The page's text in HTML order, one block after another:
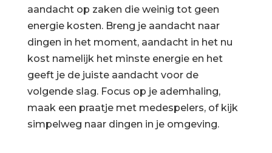
aandacht op zaken die weinig tot geen
energie kosten. Breng je aandacht naar
dingen in het moment, aandacht in het nu
kost namelijk het minste energie en het
geeft je de juiste aandacht voor de
volgende slag. Focus op je ademhaling,
maak een praatje met medespelers, of kijk
simpelweg naar dingen in je omgeving.